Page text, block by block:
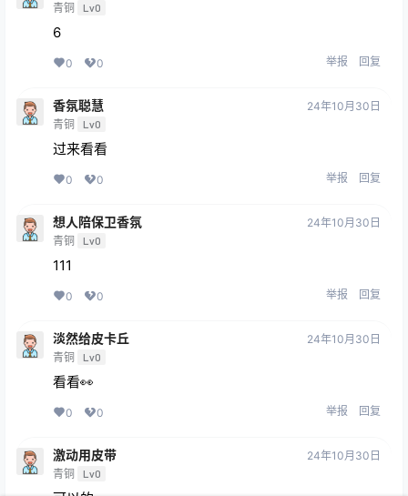
青铜 Lv0
6
0 0 举报 回复
香氛聪慧
青铜 Lv0
24年10月30日
过来看看
0 0 举报 回复
想人陪保卫香氛
青铜 Lv0
24年10月30日
111
0 0 举报 回复
淡然给皮卡丘
青铜 Lv0
24年10月30日
看看👀
0 0 举报 回复
激动用皮带
青铜 Lv0
24年10月30日